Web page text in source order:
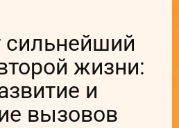
сильнейший
жизни:
и
вызовов